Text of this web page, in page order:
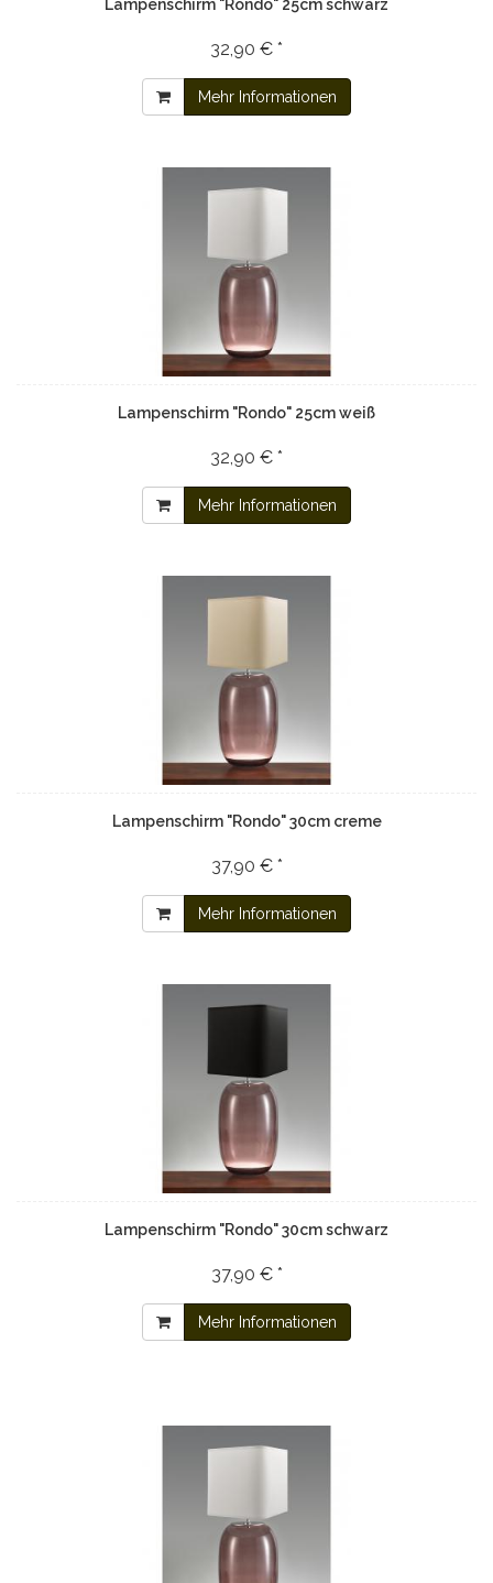
Lampenschirm "Rondo" 25cm schwarz
32,90 € *
Mehr Informationen
Lampenschirm "Rondo" 25cm weiß
32,90 € *
Mehr Informationen
Lampenschirm "Rondo" 30cm creme
37,90 € *
Mehr Informationen
Lampenschirm "Rondo" 30cm schwarz
37,90 € *
Mehr Informationen